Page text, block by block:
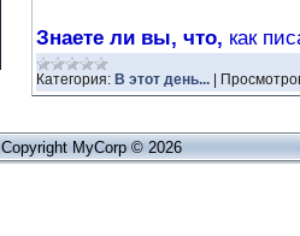
Знаете ли вы, что, как
Категория: В этот день...
Copyright MyCorp © 2026